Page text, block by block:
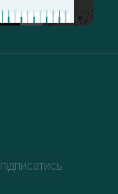
підписатись